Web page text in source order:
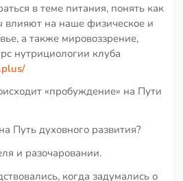
в теме питания, понять как
влияют на наше физическое и
а также мировоззрение,
нутрициологии клуба
«пробуждение» на Пути
Путь духовного развития?
и разочаровании.
когда задумались о